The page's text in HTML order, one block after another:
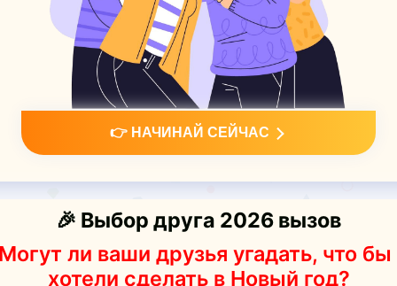
👉 НАЧИНАЙ СЕЙЧАС
🎉 Выбор друга 2026 вызов
ли ваши друзья угадать, что
хотели сделать в Новый год?